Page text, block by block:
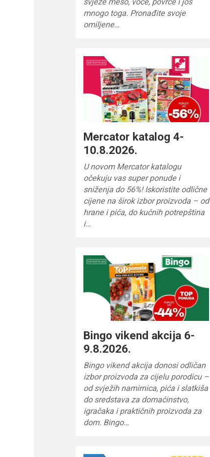
svježe meso, voće, povrće i još
mnogo toga. Pronađite svoje
omiljene…
Mercator katalog 4-
10.8.2026.
U novom Mercator katalogu
očekuju vas super ponude i
sniženja do 56%! Iskoristite odlične
cijene na širok izbor proizvoda – od
hrane i pića, do kućnih potrepština
i…
Bingo vikend akcija 6-
9.8.2026.
Bingo vikend akcija donosi odličan
izbor proizvoda za cijelu porodicu –
od svježih namirnica, pića i slatkiša
do sredstava za domaćinstvo,
igračaka i praktičnih proizvoda za
dom. Bingo…